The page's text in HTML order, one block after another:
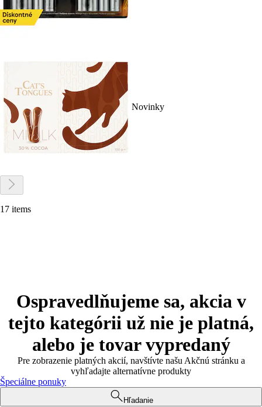
Novinky
17 items
Ospravedlňujeme sa, akcia v
tejto kategórii už nie je platná,
alebo je tovar vypredaný
Pre zobrazenie platných akcií, navštívte našu Akčnú stránku a
vyhľadajte alternatívne produkty
Špeciálne ponuky
Hľadanie